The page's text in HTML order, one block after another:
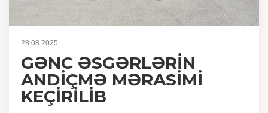
28.08.2025
GƏNC ƏSGƏRLƏRİN
ANDİÇMƏ MƏRASİMİ
KEÇİRİLİB